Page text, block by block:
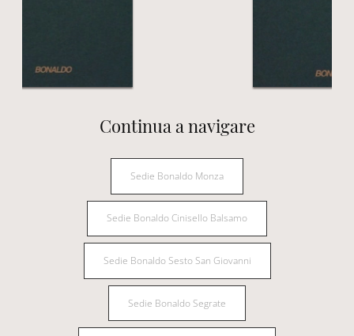
Continua a navigare
Sedie Bonaldo Monza
Sedie Bonaldo Cinisello Balsamo
Sedie Bonaldo Sesto San Giovanni
Sedie Bonaldo Segrate